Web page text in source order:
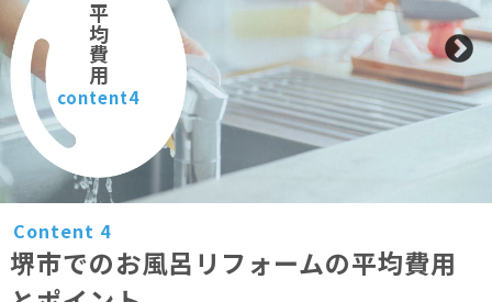
平均費用
content4
Content 4
堺市でのお風呂リフォームの平均費用